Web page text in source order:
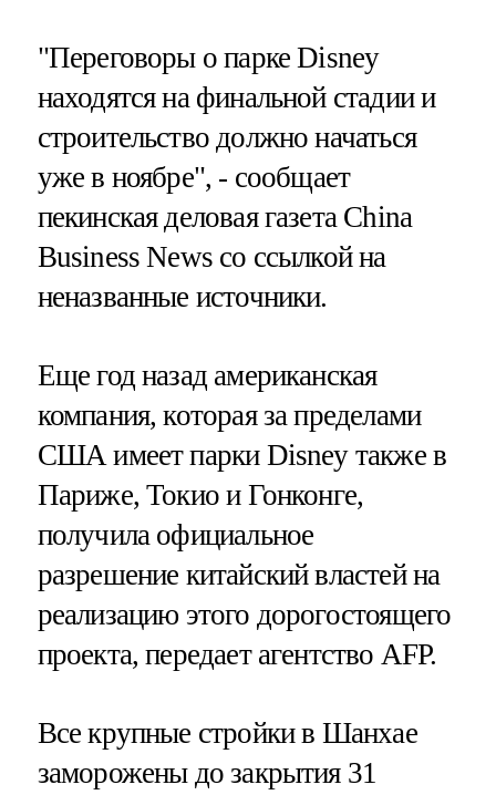
"Переговоры о парке Disney
находятся на финальной стадии и
строительство должно начаться
уже в ноябре", - сообщает
пекинская деловая газета China
Business News со ссылкой на
неназванные источники.
Еще год назад американская
компания, которая за пределами
США имеет парки Disney также в
Париже, Токио и Гонконге,
получила официальное
разрешение китайский властей на
реализацию этого дорогостоящего
проекта, передает агентство AFP.
Все крупные стройки в Шанхае
заморожены до закрытия 31